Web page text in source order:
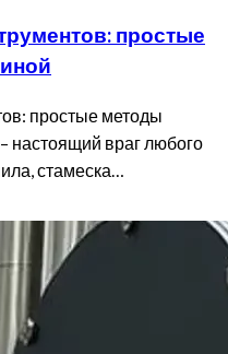
простые
простые методы
настоящий враг любого
стамеска…